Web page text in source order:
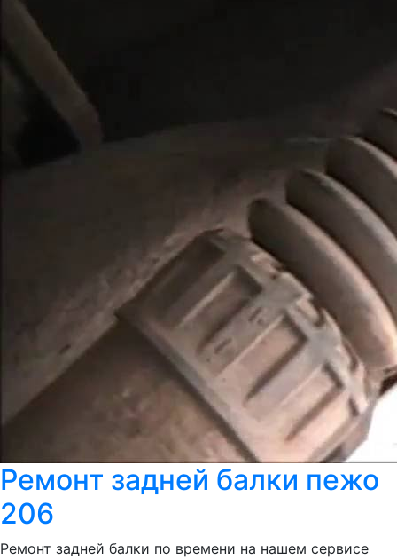
Ремонт задней балки пежо
206
Ремонт задней балки по времени на нашем сервисе